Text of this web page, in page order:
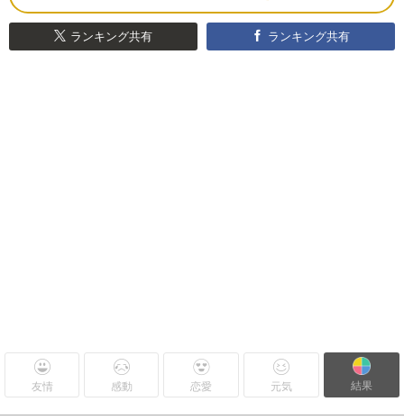
ランキング共有 ランキング共有
友情 感動 恋愛 元気 結果